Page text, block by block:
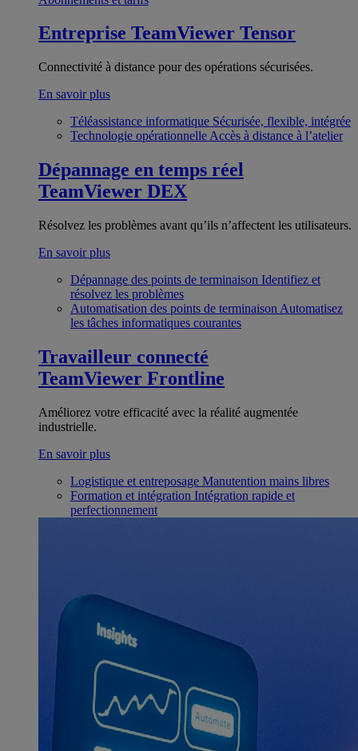
Entreprise TeamViewer Tensor
Connectivité à distance pour des opérations sécurisées.
En savoir plus
Téléassistance informatique Sécurisée, flexible, intégrée
Technologie opérationnelle Accès à distance à l’atelier
Dépannage en temps réel
TeamViewer DEX
Résolvez les problèmes avant qu’ils n’affectent les utilisateurs.
En savoir plus
Dépannage des points de terminaison Identifiez et
résolvez les problèmes
Automatisation des points de terminaison Automatisez
les tâches informatiques courantes
Travailleur connecté
TeamViewer Frontline
Améliorez votre efficacité avec la réalité augmentée
industrielle.
En savoir plus
Logistique et entreposage Manutention mains libres
Formation et intégration Intégration rapide et
perfectionnement